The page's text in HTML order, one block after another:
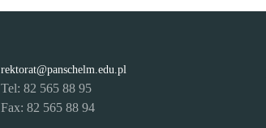
rektorat@panschelm.edu.pl
Tel: 82 565 88 95
Fax: 82 565 88 94